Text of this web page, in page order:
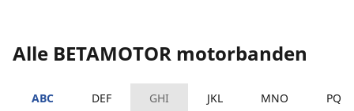
Alle BETAMOTOR motorbanden
ABC DEF GHI JKL MNO PQRS